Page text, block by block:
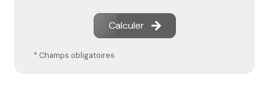
Calculer
* Champs obligatoires